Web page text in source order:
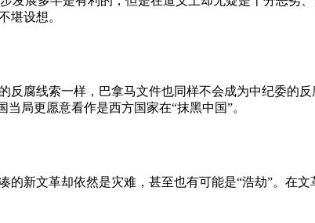
堪设想。
反腐线索一样，巴拿马文件也同样不会成为中纪委的
局更愿意看作是西方国家在“抹黑中国”。
新文革却依然是灾难，甚至也有可能是“浩劫”。在